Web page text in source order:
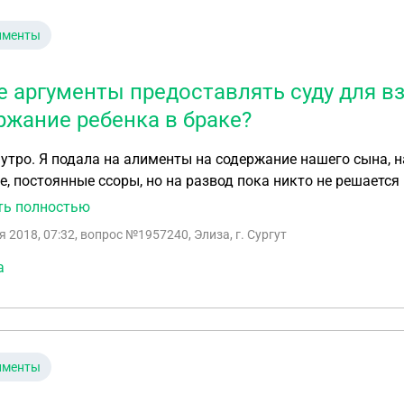
аргументы предоставлять суду для
ребенка в браке?
Я подала на алименты на содержание нашего сына,
постоянные ссоры, но на развод пока никто не
он также платит алименты. Вопрос такой - как может
И какие письменные доказательства можно
Будет ли суд довольствоваться только устными
после развода он до сих пор ее выплачивает, а платеж
пополам платить не хочет. Можно ли это как
полностью
2018, 07:32, вопрос №1957240, Элиза, г. Сургут